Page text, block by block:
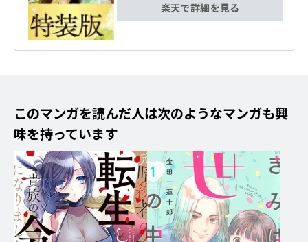
楽天で詳細を見る
このマンガを読んだ人は次のようなマンガも興
味を持っています